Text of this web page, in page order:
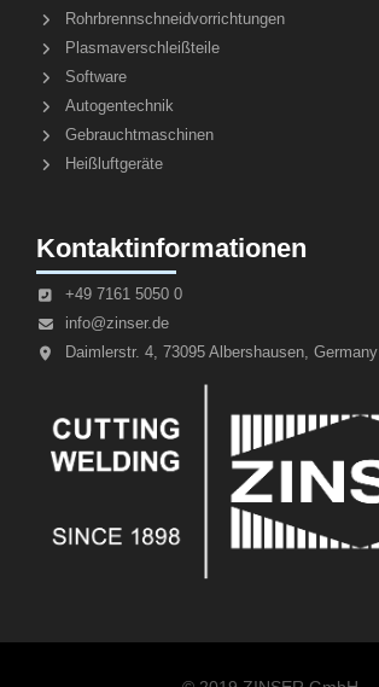
Rohrbrennschneidvorrichtungen
Plasmaverschleißteile
Software
Autogentechnik
Gebrauchtmaschinen
Heißluftgeräte
Kontaktinformationen
+49 7161 5050 0
info@zinser.de
Daimlerstr. 4, 73095 Albershausen, Germany